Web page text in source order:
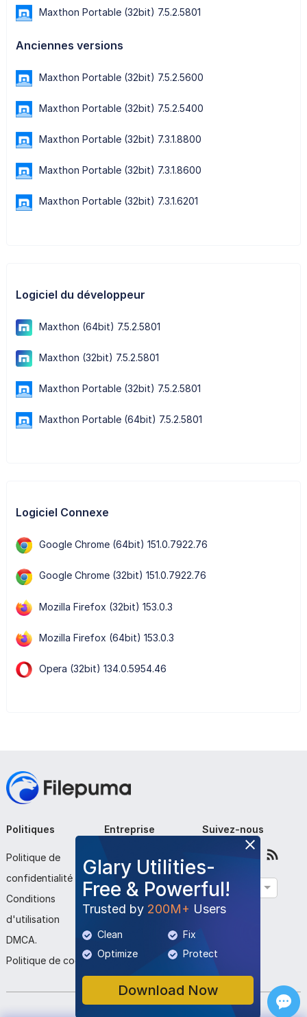
Maxthon Portable (32bit) 7.5.2.5801
Anciennes versions
Maxthon Portable (32bit) 7.5.2.5600
Maxthon Portable (32bit) 7.5.2.5400
Maxthon Portable (32bit) 7.3.1.8800
Maxthon Portable (32bit) 7.3.1.8600
Maxthon Portable (32bit) 7.3.1.6201
Logiciel du développeur
Maxthon (64bit) 7.5.2.5801
Maxthon (32bit) 7.5.2.5801
Maxthon Portable (32bit) 7.5.2.5801
Maxthon Portable (64bit) 7.5.2.5801
Logiciel Connexe
Google Chrome (64bit) 151.0.7922.76
Google Chrome (32bit) 151.0.7922.76
Mozilla Firefox (32bit) 153.0.3
Mozilla Firefox (64bit) 153.0.3
Opera (32bit) 134.0.5954.46
Glary Utilities-
Free & Powerful!
Trusted by 200M+ Users
Clean
Fix
Optimize
Protect
Download Now
Politiques
Politique de
confidentialité
Conditions
d'utilisation
DMCA.
Politique de cookies
Entreprise
À propos de nous
Contactez-nous
Soumettre le
programme
Suivez-nous
Français